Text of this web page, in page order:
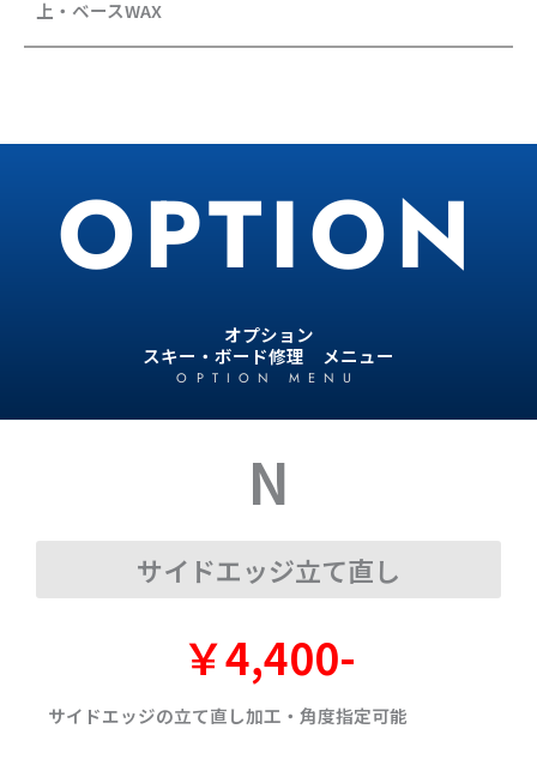
上・ベースWAX
OPTION
オプション
スキー・ボード修理 メニュー
OPTION MENU
N
サイドエッジ立て直し
￥4,400-
サイドエッジの立て直し加工・角度指定可能